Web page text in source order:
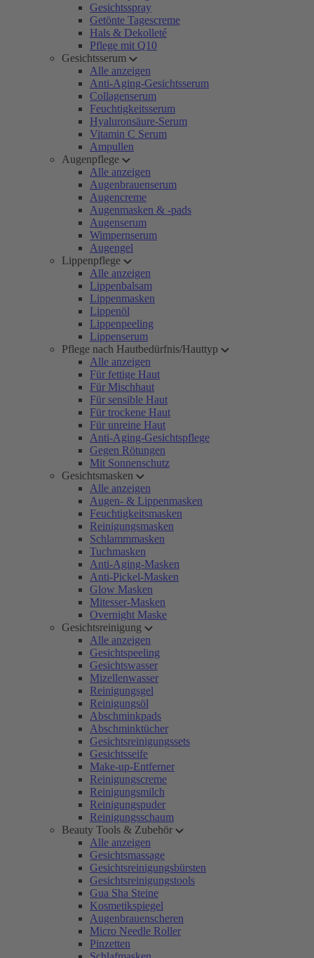
Gesichtsspray
Getönte Tagescreme
Hals & Dekolleté
Pflege mit Q10
Gesichtsserum
Alle anzeigen
Anti-Aging-Gesichtsserum
Collagenserum
Feuchtigkeitsserum
Hyaluronsäure-Serum
Vitamin C Serum
Ampullen
Augenpflege
Alle anzeigen
Augenbrauenserum
Augencreme
Augenmasken & -pads
Augenserum
Wimpernserum
Augengel
Lippenpflege
Alle anzeigen
Lippenbalsam
Lippenmasken
Lippenöl
Lippenpeeling
Lippenserum
Pflege nach Hautbedürfnis/Hauttyp
Alle anzeigen
Für fettige Haut
Für Mischhaut
Für sensible Haut
Für trockene Haut
Für unreine Haut
Anti-Aging-Gesichtspflege
Gegen Rötungen
Mit Sonnenschutz
Gesichtsmasken
Alle anzeigen
Augen- & Lippenmasken
Feuchtigkeitsmasken
Reinigungsmasken
Schlammmasken
Tuchmasken
Anti-Aging-Masken
Anti-Pickel-Masken
Glow Masken
Mitesser-Masken
Overnight Maske
Gesichtsreinigung
Alle anzeigen
Gesichtspeeling
Gesichtswasser
Mizellenwasser
Reinigungsgel
Reinigungsöl
Abschminkpads
Abschminktücher
Gesichtsreinigungssets
Gesichtsseife
Make-up-Entferner
Reinigungscreme
Reinigungsmilch
Reinigungspuder
Reinigungsschaum
Beauty Tools & Zubehör
Alle anzeigen
Gesichtsmassage
Gesichtsreinigungsbürsten
Gesichtsreinigungstools
Gua Sha Steine
Kosmetikspiegel
Augenbrauenscheren
Micro Needle Roller
Pinzetten